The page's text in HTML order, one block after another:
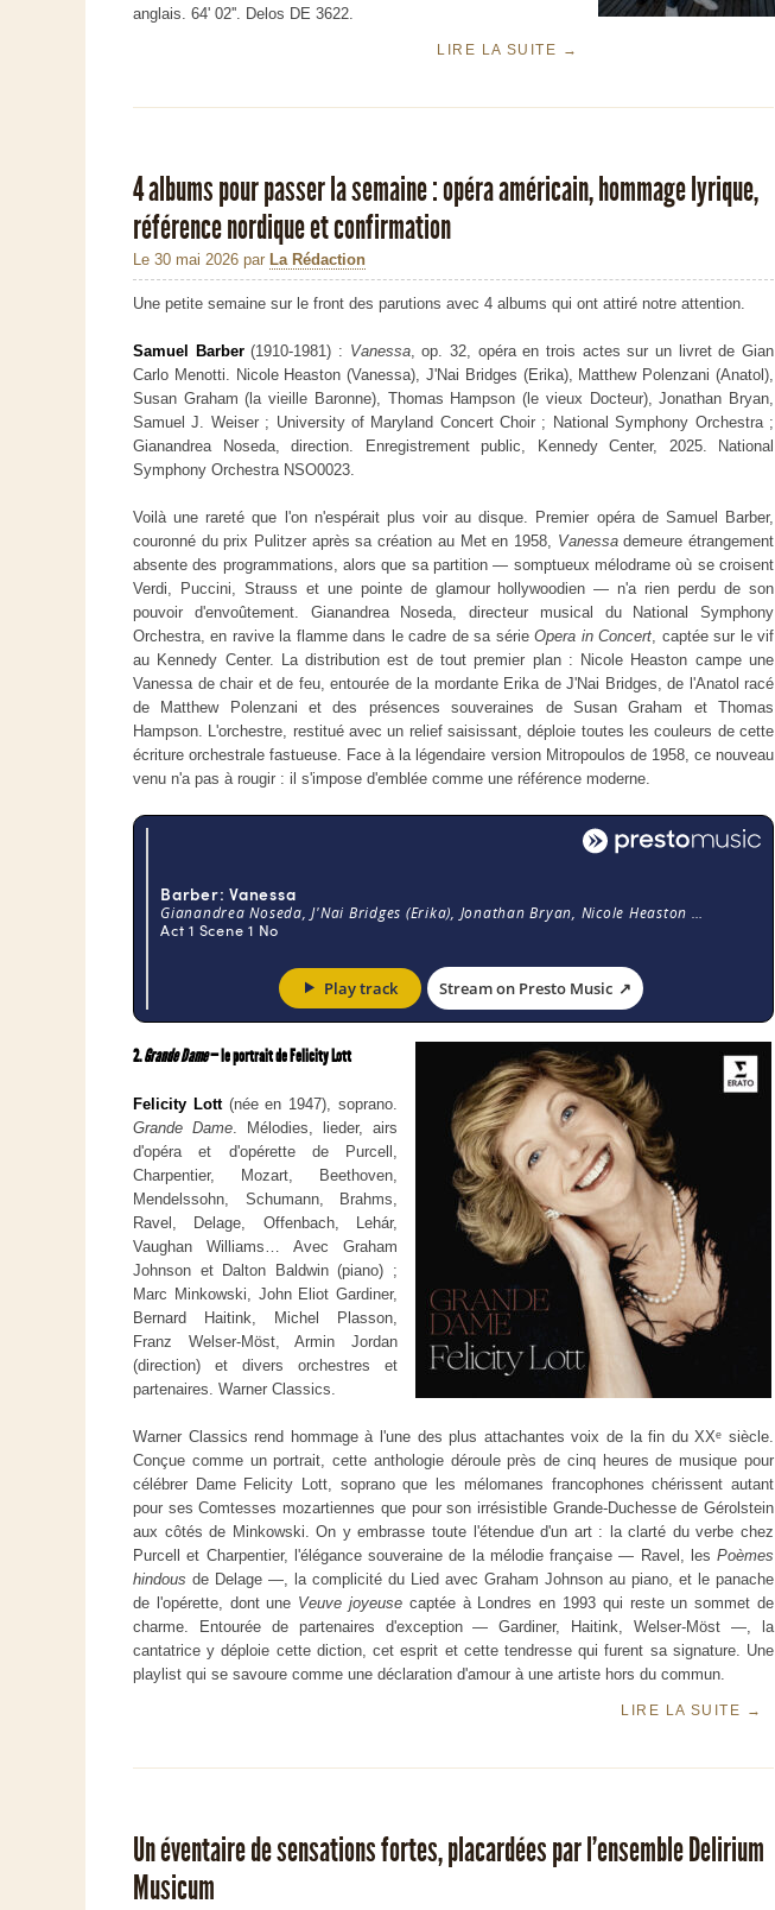
anglais. 64' 02''. Delos DE 3622.
LIRE LA SUITE →
4 albums pour passer la semaine : opéra américain, hommage lyrique,
référence nordique et confirmation
Le 30 mai 2026 par La Rédaction
Une petite semaine sur le front des parutions avec 4 albums qui ont attiré notre attention.
Samuel Barber(1910-1981) : Vanessa, op. 32, opéra en trois actes sur un livret de Gian
Carlo Menotti. Nicole Heaston (Vanessa), J'Nai Bridges (Erika), Matthew Polenzani (Anatol),
Susan Graham (la vieille Baronne), Thomas Hampson (le vieux Docteur), Jonathan Bryan,
Samuel J. Weiser ; University of Maryland Concert Choir ; National Symphony Orchestra ;
Gianandrea Noseda, direction. Enregistrement public, Kennedy Center, 2025. National
Symphony Orchestra NSO0023.
Voilà une rareté que l'on n'espérait plus voir au disque. Premier opéra de Samuel Barber,
couronné du prix Pulitzer après sa création au Met en 1958, Vanessademeure étrangement
absente des programmations, alors que sa partition — somptueux mélodrame où se croisent
Verdi, Puccini, Strauss et une pointe de glamour hollywoodien — n'a rien perdu de son
pouvoir d'envoûtement. Gianandrea Noseda, directeur musical du National Symphony
Orchestra, en ravive la flamme dans le cadre de sa sérieOpera in Concert, captée sur le vif
au Kennedy Center. La distribution est de tout premier plan : Nicole Heaston campe une
Vanessa de chair et de feu, entourée de la mordante Erika de J'Nai Bridges, de l'Anatol racé
de Matthew Polenzani et des présences souveraines de Susan Graham et Thomas
Hampson. L'orchestre, restitué avec un relief saisissant, déploie toutes les couleurs de cette
écriture orchestrale fastueuse. Face à la légendaire version Mitropoulos de 1958, ce nouveau
venu n'a pas à rougir : il s'impose d'emblée comme une référence moderne.
2.Grande Dame— le portrait de Felicity Lott
Felicity Lott(née en 1947), soprano.
Grande Dame. Mélodies, lieder, airs
d'opéra et d'opérette de Purcell,
Charpentier, Mozart, Beethoven,
Mendelssohn, Schumann, Brahms,
Ravel, Delage, Offenbach, Lehár,
Vaughan Williams… Avec Graham
Johnson et Dalton Baldwin (piano) ;
Marc Minkowski, John Eliot Gardiner,
Bernard Haitink, Michel Plasson,
Franz Welser-Möst, Armin Jordan
(direction) et divers orchestres et
partenaires. Warner Classics.
Warner Classics rend hommage à l'une des plus attachantes voix de la fin du XXᵉ siècle.
Conçue comme un portrait, cette anthologie déroule près de cinq heures de musique pour
célébrer Dame Felicity Lott, soprano que les mélomanes francophones chérissent autant
pour ses Comtesses mozartiennes que pour son irrésistible Grande-Duchesse de Gérolstein
aux côtés de Minkowski. On y embrasse toute l'étendue d'un art : la clarté du verbe chez
Purcell et Charpentier, l'élégance souveraine de la mélodie française — Ravel, les Poèmes
hindous de Delage —, la complicité du Lied avec Graham Johnson au piano, et le panache
de l'opérette, dont une Veuve joyeuse captée à Londres en 1993 qui reste un sommet de
charme. Entourée de partenaires d'exception — Gardiner, Haitink, Welser-Möst —, la
cantatrice y déploie cette diction, cet esprit et cette tendresse qui furent sa signature. Une
playlist qui se savoure comme une déclaration d'amour à une artiste hors du commun.
LIRE LA SUITE →
Un éventaire de sensations fortes, placardées par l’ensemble Delirium
Musicum